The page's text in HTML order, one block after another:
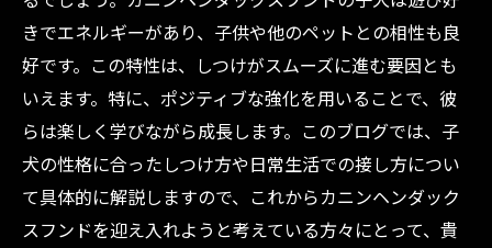
きでエネルギーがあり、子供や他のペットとの相性も良
好です。この特性は、しつけがスムーズに進む要因とも
いえます。特に、ポジティブな強化を用いることで、彼
らは楽しく学びながら成長します。このブログでは、子
犬の性格に合ったしつけ方や日常生活での接し方につい
て具体的に解説しますので、これからカニンヘンダック
スフンドを迎え入れようと考えている方々にとって、貴